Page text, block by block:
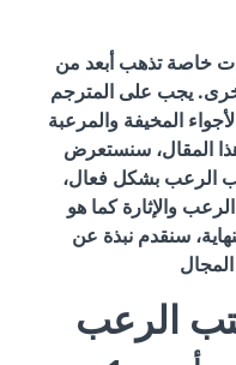
خاصة تذهب أبعد من
يجب على المترجم
المخيفة والمرعبة
هذا المقال، سنستعرض
الرعب بشكل فعال،
والإثارة كما هو
سنقدم نبذة عن
الرعب